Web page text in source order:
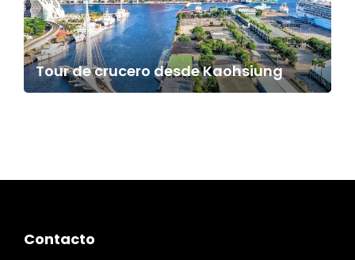
Tour de crucero desde Kaohsiung
Contacto